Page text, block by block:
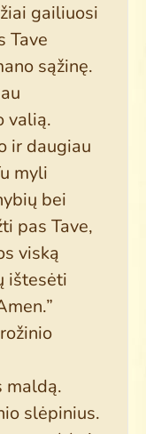
gailiuosi
Tave
sąžinę.
valią.
ir daugiau
myli
bei
pas Tave,
viską
ištesėti
maldą.
slėpinius.